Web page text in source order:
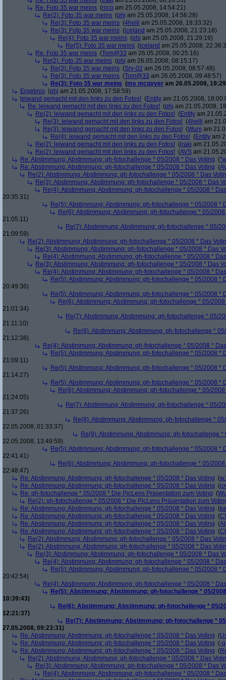
Re: Foto 35 war meins (nico am 25.05.2008, 14:54:21)
Re(2): Foto 35 war meins (phj am 25.05.2008, 14:56:28)
Re(3): Foto 35 war meins (4helli am 25.05.2008, 18:33:32)
Re(3): Foto 35 war meins (iceland am 25.05.2008, 21:23:18)
Re(4): Foto 35 war meins (phj am 25.05.2008, 21:29:19)
Re(5): Foto 35 war meins (iceland am 25.05.2008,
Re: Foto 35 war meins (Tom@33 am 26.05.2008, 00:25:16)
Re(2): Foto 35 war meins (phj am 26.05.2008, 08:15:17)
Re(3): Foto 35 war meins (Srv-02 am 26.05.2008, 08:57:48)
Re(3): Foto 35 war meins (Tom@33 am 26.05.2008, 09:48:57)
Re(3): Foto 35 war meins (ms mcgyver am 26.05.2008,
Ergebnis (phj am 21.05.2008, 17:58:59)
leiwand gemacht mit den links zu den Fotos! (Entity am 21.05.2008,
Re: leiwand gemacht mit den links zu den Fotos! (phj am 21.05.2008,
Re(2): leiwand gemacht mit den links zu den Fotos! (Entity am
Re(3): leiwand gemacht mit den links zu den Fotos! (4helli am
Re(3): leiwand gemacht mit den links zu den Fotos! (Wuni am
Re(4): leiwand gemacht mit den links zu den Fotos! (Entity am
Re(2): leiwand gemacht mit den links zu den Fotos! (iraki am
Re(2): leiwand gemacht mit den links zu den Fotos! (AVS am
Re: Abstimmung: Abstimmung: gh-fotochallenge * 05/2008 * Das Voting (
Re: Abstimmung: Abstimmung: gh-fotochallenge * 05/2008 * Das Voting (
Re(2): Abstimmung: Abstimmung: gh-fotochallenge * 05/2008 * Das
Re(3): Abstimmung: Abstimmung: gh-fotochallenge * 05/2008 * Das
Re(4): Abstimmung: Abstimmung: gh-fotochallenge * 05/2008 *
20:35:31)
Re(5): Abstimmung: Abstimmung: gh-fotochallenge * 05/2008 *
Re(6): Abstimmung: Abstimmung: gh-fotochallenge * 05/
21:05:11)
Re(7): Abstimmung: Abstimmung: gh-fotochallenge * 05/
21:09:59)
Re(2): Abstimmung: Abstimmung: gh-fotochallenge * 05/2008 * Das
Re(3): Abstimmung: Abstimmung: gh-fotochallenge * 05/2008 * Das
Re(4): Abstimmung: Abstimmung: gh-fotochallenge * 05/2008 *
Re(3): Abstimmung: Abstimmung: gh-fotochallenge * 05/2008 * Das
Re(4): Abstimmung: Abstimmung: gh-fotochallenge * 05/2008 *
Re(5): Abstimmung: Abstimmung: gh-fotochallenge * 05/2008 *
20:49:36)
Re(5): Abstimmung: Abstimmung: gh-fotochallenge * 05/2008 *
Re(6): Abstimmung: Abstimmung: gh-fotochallenge * 05/
21:01:34)
Re(7): Abstimmung: Abstimmung: gh-fotochallenge * 05/
21:11:10)
Re(8): Abstimmung: Abstimmung: gh-fotochallenge *
21:12:38)
Re(4): Abstimmung: Abstimmung: gh-fotochallenge * 05/2008 *
Re(5): Abstimmung: Abstimmung: gh-fotochallenge * 05/2008 *
21:09:11)
Re(5): Abstimmung: Abstimmung: gh-fotochallenge * 05/2008 *
21:14:27)
Re(5): Abstimmung: Abstimmung: gh-fotochallenge * 05/2008 *
Re(6): Abstimmung: Abstimmung: gh-fotochallenge * 05/
21:24:05)
Re(7): Abstimmung: Abstimmung: gh-fotochallenge * 05/
21:37:26)
Re(8): Abstimmung: Abstimmung: gh-fotochallenge *
22.05.2008, 01:33:37)
Re(9): Abstimmung: Abstimmung: gh-fotochallenge
22.05.2008, 13:49:59)
Re(5): Abstimmung: Abstimmung: gh-fotochallenge * 05/2008 *
22:41:41)
Re(6): Abstimmung: Abstimmung: gh-fotochallenge * 05/
22:48:47)
Re: Abstimmung: Abstimmung: gh-fotochallenge * 05/2008 * Das Voting (
Re: Abstimmung: Abstimmung: gh-fotochallenge * 05/2008 * Das Voting (
Re: gh-fotochallenge * 05/2008 * Die PicLens Präsentation zum Voting (
Re(2): gh-fotochallenge * 05/2008 * Die PicLens Präsentation zum
Re: Abstimmung: Abstimmung: gh-fotochallenge * 05/2008 * Das Voting (
Re: Abstimmung: Abstimmung: gh-fotochallenge * 05/2008 * Das Voting (
Re: Abstimmung: Abstimmung: gh-fotochallenge * 05/2008 * Das Voting (
Re: Abstimmung: Abstimmung: gh-fotochallenge * 05/2008 * Das Voting (
Re(2): Abstimmung: Abstimmung: gh-fotochallenge * 05/2008 * Das
Re(2): Abstimmung: Abstimmung: gh-fotochallenge * 05/2008 * Das
Re(3): Abstimmung: Abstimmung: gh-fotochallenge * 05/2008 * Das
Re(4): Abstimmung: Abstimmung: gh-fotochallenge * 05/2008 *
Re(5): Abstimmung: Abstimmung: gh-fotochallenge * 05/2008 *
20:42:54)
Re(4): Abstimmung: Abstimmung: gh-fotochallenge * 05/2008 *
Re(5): Abstimmung: Abstimmung: gh-fotochallenge * 05/
10:39:43)
Re(6): Abstimmung: Abstimmung: gh-fotochallenge * 05/
12:21:37)
Re(7): Abstimmung: Abstimmung: gh-fotochallenge *
27.05.2008, 09:23:31)
Re: Abstimmung: Abstimmung: gh-fotochallenge * 05/2008 * Das Voting (
Re: Abstimmung: Abstimmung: gh-fotochallenge * 05/2008 * Das Voting (-
Re: Abstimmung: Abstimmung: gh-fotochallenge * 05/2008 * Das Voting (
Re(2): Abstimmung: Abstimmung: gh-fotochallenge * 05/2008 * Das
Re(3): Abstimmung: Abstimmung: gh-fotochallenge * 05/2008 * Das
Re(4): Abstimmung: Abstimmung: gh-fotochallenge * 05/2008 *